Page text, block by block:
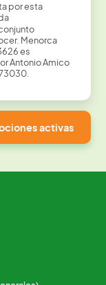
por esta
Menorca
es
Antonio Amico
activas